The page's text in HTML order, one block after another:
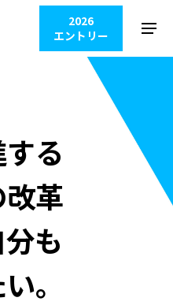
2026
エントリー
る
革
も
。